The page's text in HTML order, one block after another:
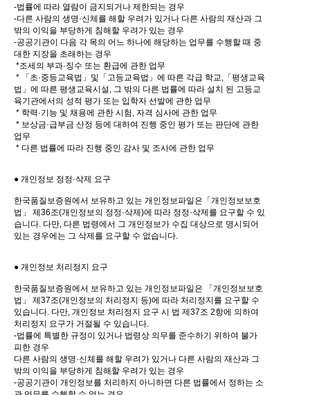
-법률에 따라 열람이 금지되거나 제한되는 경우
-다른 사람의 생명·신체를 해할 우려가 있거나 다른 사람의 재산과 그
밖의 이익을 부당하게 침해할 우려가 있는 경우
-공공기관이 다음 각 목의 어느 하나에 해당하는 업무를 수행할 때 중
대한 지장을 초래하는 경우
*조세의 부과·징수 또는 환급에 관한 업무
* 「초·중등교육법」및「고등교육법」에 따른 각급 학교,「평생교육
법」에 따른 평생교육시설, 그 밖의 다른 법률에 따라 설치 된 고등교
육기관에서의 성적 평가 또는 입학자 선발에 관한 업무
* 학력·기능 및 채용에 관한 시험, 자격 심사에 관한 업무
* 보상금·급부금 산정 등에 대하여 진행 중인 평가 또는 판단에 관한
업무
* 다른 법률에 따라 진행 중인 감사 및 조사에 관한 업무
● 개인정보 정정·삭제 요구
한국품질보증원에서 보유하고 있는 개인정보파일은「개인정보보호
법」 제36조(개인정보의 정정·삭제)에 따라 정정·삭제를 요구할 수 있
습니다. 다만, 다른 법령에서 그 개인정보가 수집 대상으로 명시되어
있는 경우에는 그 삭제를 요구할 수 없습니다.
● 개인정보 처리정지 요구
한국품질보증원에서 보유하고 있는 개인정보파일은 「개인정보보호
법」 제37조(개인정보의 처리정지 등)에 따라 처리정지를 요구할 수
있습니다. 다만, 개인정보 처리정지 요구 시 법 제37조 2항에 의하여
처리정지 요구가 거절될 수 있습니다.
-법률에 특별한 규정이 있거나 법령상 의무를 준수하기 위하여 불가
피한 경우
다른 사람의 생명·신체를 해할 우려가 있거나 다른 사람의 재산과 그
밖의 이익을 부당하게 침해할 우려가 있는 경우
-공공기관이 개인정보를 처리하지 아니하면 다른 법률에서 정하는 소